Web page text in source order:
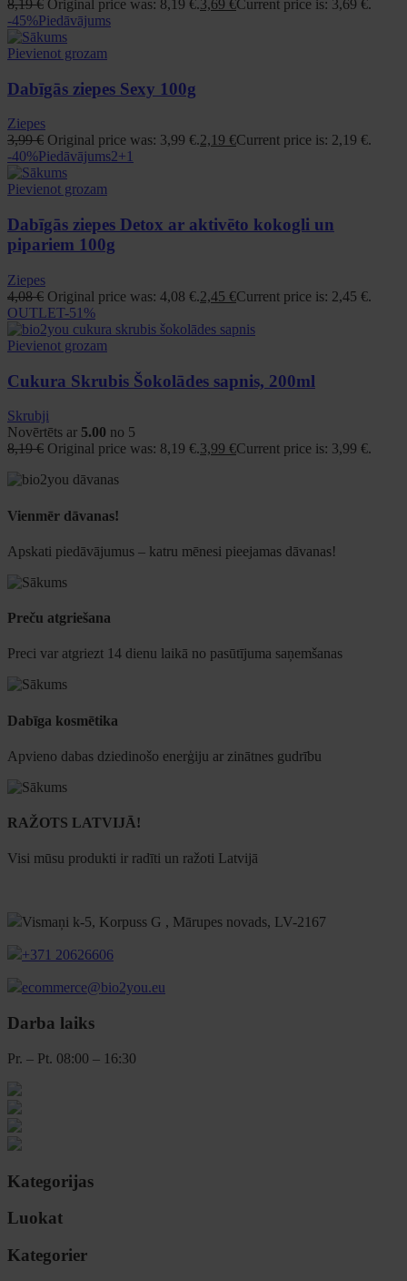
8,19€ Original price was: 8,19 €.3,69 €Current price is: 3,69 €.
-45%Piedāvājums
Pievienot grozam
Dabīgās ziepes Sexy 100g
Ziepes
3,99€ Original price was: 3,99 €.2,19 €Current price is: 2,19 €.
-40%Piedāvājums2+1
Pievienot grozam
Dabīgās ziepes Detox ar aktivēto kokogli un
pipariem 100g
Ziepes
4,08€ Original price was: 4,08 €.2,45 €Current price is: 2,45 €.
OUTLET-51%
Pievienot grozam
Cukura Skrubis Šokolādes sapnis, 200ml
Skrubji
Novērtēts ar 5.00 no 5
8,19€ Original price was: 8,19 €.3,99 €Current price is: 3,99 €.
Vienmēr dāvanas!
Apskati piedāvājumus – katru mēnesi pieejamas dāvanas!
Preču atgriešana
Preci var atgriezt 14 dienu laikā no pasūtījuma saņemšanas
Dabīga kosmētika
Apvieno dabas dziedinošo enerģiju ar zinātnes gudrību
RAŽOTS LATVIJĀ!
Visi mūsu produkti ir radīti un ražoti Latvijā
Vismaņi k-5, Korpuss G , Mārupes novads, LV-2167
+371 20626606
ecommerce@bio2you.eu
Darba laiks
Pr. – Pt. 08:00 – 16:30
Kategorijas
Luokat
Kategorier